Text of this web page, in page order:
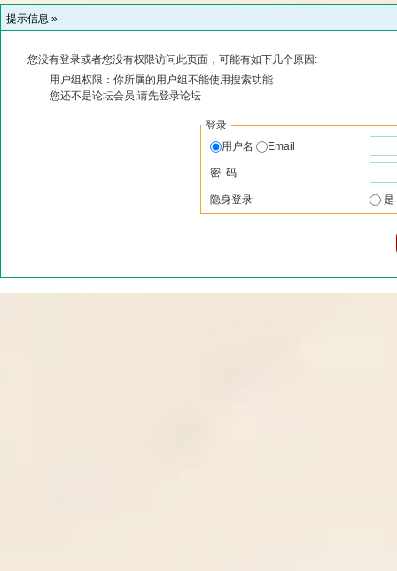
提示信息 »
您没有登录或者您没有权限访问此页面，可能有如下几个原因:
用户组权限：你所属的用户组不能使用搜索功能
您还不是论坛会员,请先登录论坛
登录
用户名
Email
密 码
隐身登录